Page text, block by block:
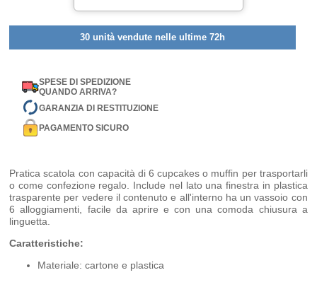
30 unità vendute nelle ultime 72h
SPESE DI SPEDIZIONE
QUANDO ARRIVA?
GARANZIA DI RESTITUZIONE
PAGAMENTO SICURO
Pratica scatola con capacità di 6 cupcakes o muffin per trasportarli
o come confezione regalo. Include nel lato una finestra in plastica
trasparente per vedere il contenuto e all'interno ha un vassoio con
6 alloggiamenti, facile da aprire e con una comoda chiusura a
linguetta.
Caratteristiche:
Materiale: cartone e plastica